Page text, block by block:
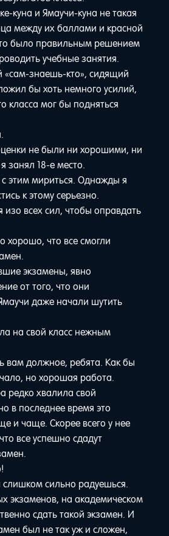
куна и Ямаучи-куна не такая
между их баллами и красной
было правильным решением
учебные занятия.
«сам-знаешь-кто», сидящий
бы хоть немного усилий,
класса мог бы подняться
не были ни хорошими, ни
занял 18-е место.
этим мириться. Однажды я
к этому серьезно.
изо всех сил, чтобы оправдать
хорошо, что все смогли
экзамены, явно
от того, что они
даже начали шутить
на свой класс нежным
вам должное, ребята. Как бы
но хорошая работа.
хвалила свой
в последнее время это
и чаще. Скорее всего у нее
все успешно сдадут
сильно радуешься.
экзаменов, на академическом
сдать такой экзамен. И
был не так уж и сложен,